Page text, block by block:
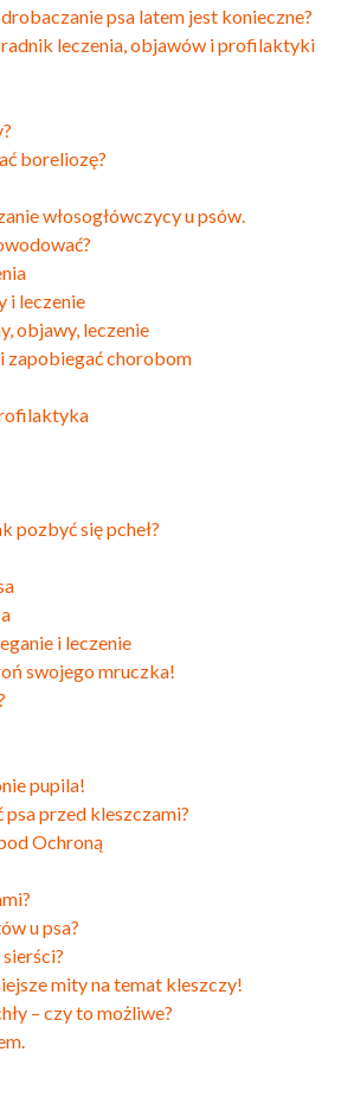
psa latem jest konieczne?
leczenia, objawów i profilaktyki
boreliozę?
włosogłówczycy u psów.
i leczenie
objawy, leczenie
zapobiegać chorobom
pozbyć się pcheł?
i leczenie
swojego mruczka!
pupila!
przed kleszczami?
Ochroną
u psa?
mity na temat kleszczy!
– czy to możliwe?